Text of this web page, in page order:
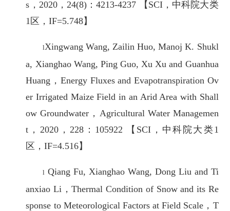
s，2020，24(8)：4213-4237 【SCI，中科院大类
1区，IF=5.748】
lXingwang Wang, Zailin Huo, Manoj K. Shukl
a, Xianghao Wang, Ping Guo, Xu Xu and Guanhua
Huang，Energy Fluxes and Evapotranspiration Ov
er Irrigated Maize Field in an Arid Area with Shall
ow Groundwater，Agricultural Water Managemen
t，2020，228：105922 【SCI，中科院大类1
区，IF=4.516】
l Qiang Fu, Xianghao Wang, Dong Liu and Ti
anxiao Li，Thermal Condition of Snow and its Re
sponse to Meteorological Factors at Field Scale，T